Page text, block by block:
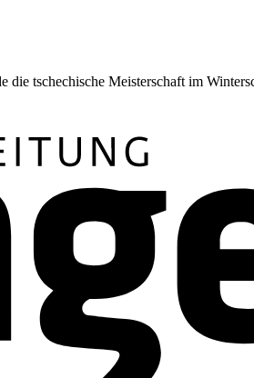
die tschechische Meisterschaft im